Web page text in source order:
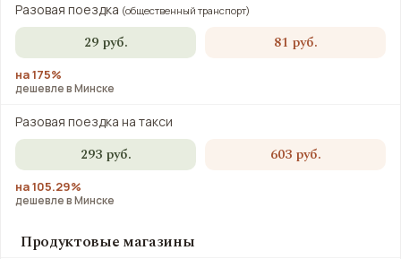
Разовая поездка (общественный транспорт)
29 руб. 81 руб.
на 175%
дешевле в Минске
Разовая поездка на такси
293 руб. 603 руб.
на 105.29%
дешевле в Минске
Продуктовые магазины